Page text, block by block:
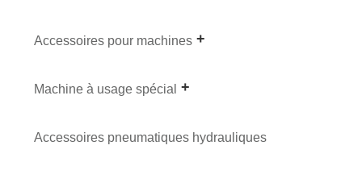
Accessoires pour machines
Machine à usage spécial
Accessoires pneumatiques hydrauliques